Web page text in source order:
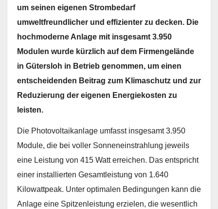
um seinen eigenen Strombedarf
umweltfreundlicher und effizienter zu decken. Die
hochmoderne Anlage mit insgesamt 3.950
Modulen wurde kürzlich auf dem Firmengelände
in Gütersloh in Betrieb genommen, um einen
entscheidenden Beitrag zum Klimaschutz und zur
Reduzierung der eigenen Energiekosten zu
leisten.
Die Photovoltaikanlage umfasst insgesamt 3.950
Module, die bei voller Sonneneinstrahlung jeweils
eine Leistung von 415 Watt erreichen. Das entspricht
einer installierten Gesamtleistung von 1.640
Kilowattpeak. Unter optimalen Bedingungen kann die
Anlage eine Spitzenleistung erzielen, die wesentlich